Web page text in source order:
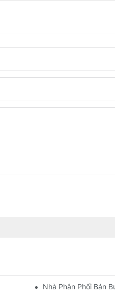
Toàn Diện Nhà Phân Phối Bán